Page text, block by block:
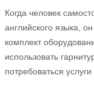
Когда человек
английского языка,
комплект
использовать
потребоваться